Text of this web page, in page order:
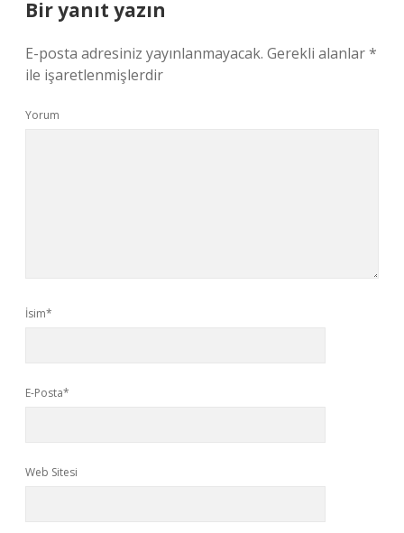
Bir yanıt yazın
E-posta adresiniz yayınlanmayacak. Gerekli alanlar*
ile işaretlenmişlerdir
Yorum
İsim*
E-Posta*
Web Sitesi